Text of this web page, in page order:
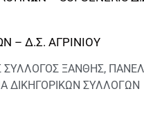
– Δ.Σ. ΑΓΡΙΝΙΟΥ
ΣΥΛΛΟΓΟΣ ΞΑΝΘΗΣ,
ΔΙΚΗΓΟΡΙΚΩΝ ΣΥΛΛΟΓΩΝ